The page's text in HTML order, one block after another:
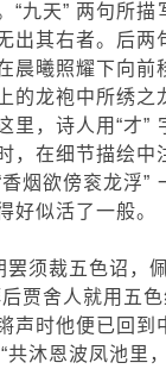
“九天” 两句所描
出其右者。后两
晨曦照耀下向前
的龙袍中所绣之
里，诗人用“才”
，在细节描绘中
烟欲傍衮龙浮”
好似活了一般。
罢须裁五色诏，
贾舍人就用五
声时他便已回到
共沐恩波凤池里